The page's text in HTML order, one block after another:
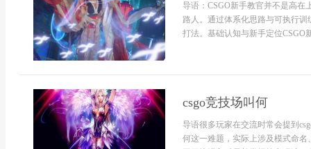
导语：CSGO新手教官并不是高在
路人。通过体系化思路与可执行
打法。基础认知与新手定位CSGO
csgo竞技场叫何
导语很多玩家在交流时常会提到
何这一难题，实际上涉及模式命